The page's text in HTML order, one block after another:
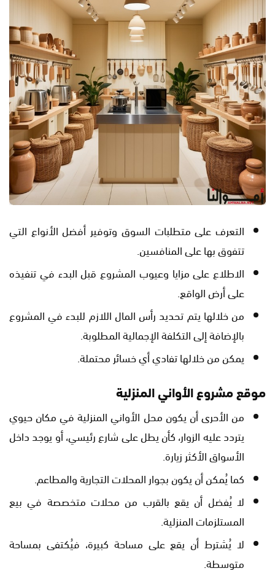
التعرف على متطلبات السوق وتوفير أفضل الأنواع التي
تتفوق بها على المنافسين.
الاطلاع على مزايا وعيوب المشروع قبل البدء في تنفيذه
على أرض الواقع.
من خلالها يتم تحديد رأس المال اللازم للبدء في المشروع
بالإضافة إلى التكلفة الإجمالية المطلوبة.
يمكن من خلالها تفادي أي خسائر محتملة.
موقع مشروع الأواني المنزلية
من الأحرى أن يكون محل الأواني المنزلية في مكان حيوي
يتردد عليه الزوار، كأن يطل على شارع رئيسي، أو يوجد داخل
الأسواق الأكثر زيارة.
كما يُمكن أن يكون بجوار المحلات التجارية والمطاعم.
لا يُفضل أن يقع بالقرب من محلات متخصصة في بيع
المستلزمات المنزلية.
لا يُشترط أن يقع على مساحة كبيرة، فيُكتفى بمساحة
متوسطة.